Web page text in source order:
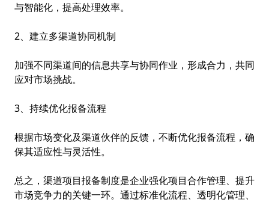
与智能化，提高处理效率。
2、建立多渠道协同机制
加强不同渠道间的信息共享与协同作业，形成合力，共同
应对市场挑战。
3、持续优化报备流程
根据市场变化及渠道伙伴的反馈，不断优化报备流程，确
保其适应性与灵活性。
总之，渠道项目报备制度是企业强化项目合作管理、提升
市场竞争力的关键一环。通过标准化流程、透明化管理、